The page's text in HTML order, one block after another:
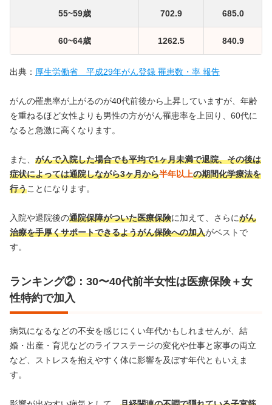
55~59歳 702.9 685.0
60~64歳 1262.5 840.9
出典： 厚生労働省 平成29年がん登録 罹患数・率 報告
がんの罹患率が上がるのが40代前後から上昇していますが、年齢
を重ねるほど女性よりも男性の方ががん罹患率を上回り、60代に
なると急激に高くなります。
また、 がんで入院した場合でも平均で1ヶ月未満で退院、その後は
症状によっては通院しながら3ヶ月から半年以上の期間化学療法を
行うことになります。
入院や退院後の通院保障がついた医療保険に加えて、さらにがん
治療を手厚くサポートできるようがん保険への加入がベストで
す。
ランキング②：30〜40代前半女性は医療保険＋女
性特約で加入
病気になるなどの不安を感じにくい年代かもしれませんが、結
婚・出産・育児などのライフステージの変化や仕事と家事の両立
など、ストレスを抱えやすく体に影響を及ぼす年代ともいえま
す。